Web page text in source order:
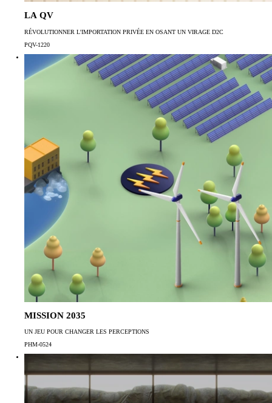
LA QV
RÉVOLUTIONNER L'IMPORTATION PRIVÉE EN OSANT UN VIRAGE D2C
PQV-1220
MISSION 2035
UN JEU POUR CHANGER LES PERCEPTIONS
PHM-0524